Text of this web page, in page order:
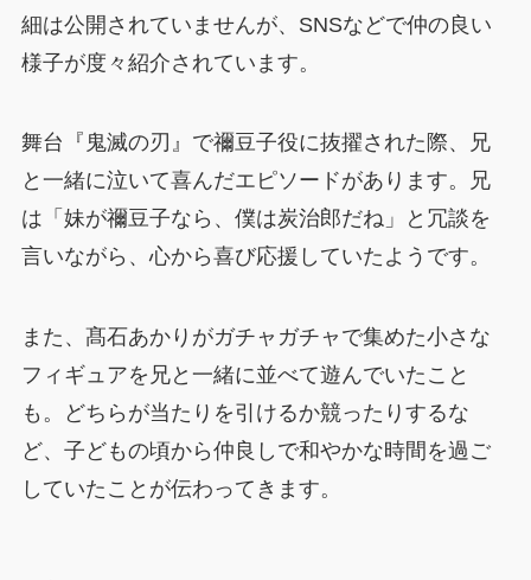
細は公開されていませんが、SNSなどで仲の良い
様子が度々紹介されています。
舞台『鬼滅の刃』で禰豆子役に抜擢された際、兄
と一緒に泣いて喜んだエピソードがあります。兄
は「妹が禰豆子なら、僕は炭治郎だね」と冗談を
言いながら、心から喜び応援していたようです。
また、髙石あかりがガチャガチャで集めた小さな
フィギュアを兄と一緒に並べて遊んでいたこと
も。どちらが当たりを引けるか競ったりするな
ど、子どもの頃から仲良しで和やかな時間を過ご
していたことが伝わってきます。